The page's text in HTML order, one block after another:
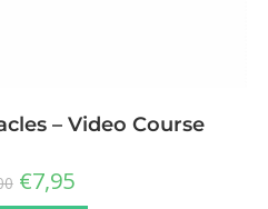
– Video Course
€7,95